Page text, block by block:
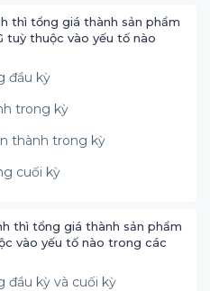
thì tổng giá thành sản phẩm
tuỳ thuộc vào yếu tố nào
đầu kỳ
trong kỳ
thành trong kỳ
cuối kỳ
thì tổng giá thành sản phẩm
vào yếu tố nào trong các
đầu kỳ và cuối kỳ